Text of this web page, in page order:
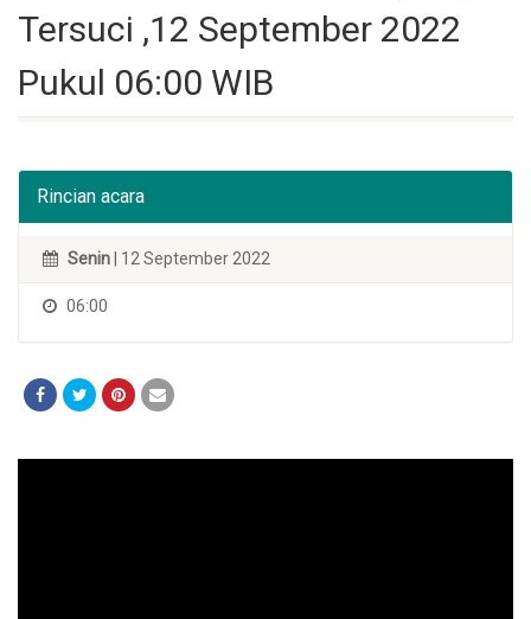
Tersuci ,12 September 2022
Pukul 06:00 WIB
Rincian acara
Senin | 12 September 2022
06:00